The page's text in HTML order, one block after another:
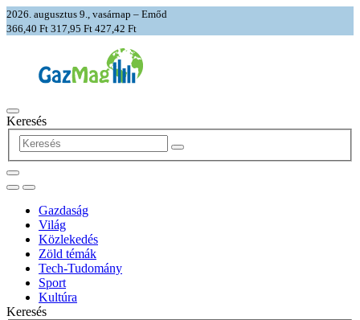
2026. augusztus 9., vasárnap – Emőd
366,40 Ft 317,95 Ft 427,42 Ft
Keresés
Gazdaság
Világ
Közlekedés
Zöld témák
Tech-Tudomány
Sport
Kultúra
Keresés